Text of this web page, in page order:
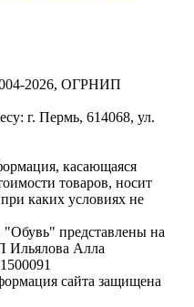
2026, ОГРНИП
г. Пермь, 614068, ул.
касающаяся
товаров, носит
каких условиях не
представлены на
Ильялова Алла
сайта защищена